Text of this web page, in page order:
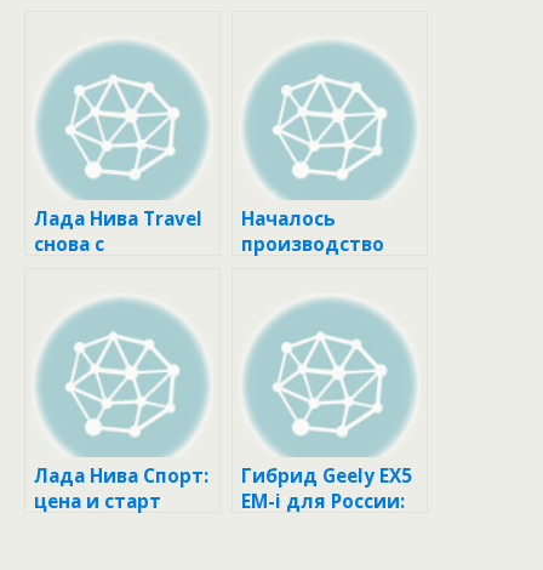
Лада Нива Travel
снова с
безопасности
Началось
производство
Лада Нива Спорт
Лада Нива Спорт:
цена и старт
Гибрид Geely EX5
EM-i для России: